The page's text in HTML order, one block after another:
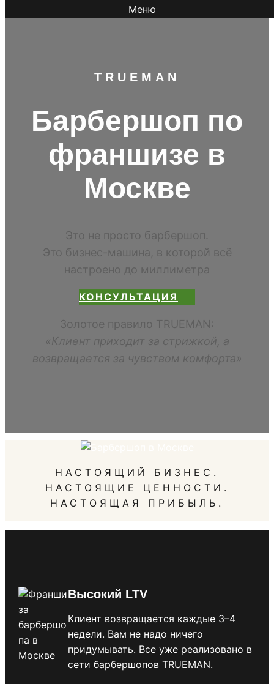
Меню
TR UEMAN
Барбершоп по
франшизе в
Москве
Это не просто барбершоп.
Это бизнес-машина, в которой всё
настроено до миллиметра
КОНСУЛЬТАЦИЯ
Золотое правило TRUEMAN:
«Клиент приходит за стрижкой, а
возвращается за чувством комфорта»
НАСТОЯЩИЙ БИЗНЕС.
НАСТОЯЩИЕ ЦЕННОСТИ.
НАСТОЯЩАЯ ПРИБЫЛЬ.
Высокий LTV
Клиент возвращается каждые 3–4
недели. Вам не надо ничего
придумывать. Все уже реализовано в
сети барбершопов TRUEMAN.